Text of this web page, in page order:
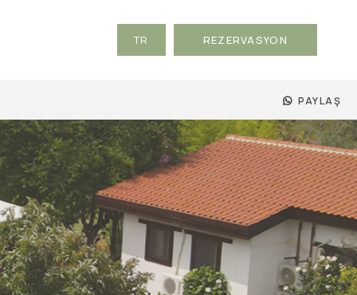
REZERVASYON
TR
RU
PAYLAŞ